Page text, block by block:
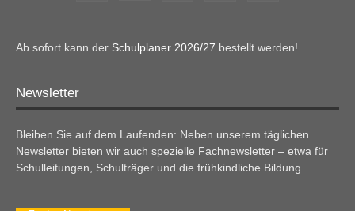
Ab sofort kann der Schulplaner 2026/27 bestellt werden!
Newsletter
Bleiben Sie auf dem Laufenden: Neben unserem täglichen
Newsletter bieten wir auch spezielle Fachnewsletter – etwa für
Schulleitungen, Schulträger und die frühkindliche Bildung.